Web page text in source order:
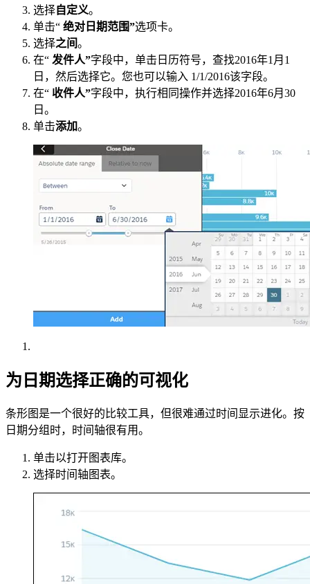
选择自定义。
单击“ 绝对日期范围”选项卡。
选择之间。
在“ 发件人”字段中，单击日历符号，查找2016年1月1
日，然后选择它。您也可以输入 1/1/2016该字段。
在“ 收件人”字段中，执行相同操作并选择2016年6月30
日。
单击添加。
为日期选择正确的可视化
条形图是一个很好的比较工具，但很难通过时间显示进化。按
日期分组时，时间轴很有用。
单击以打开图表库。
选择时间轴图表。